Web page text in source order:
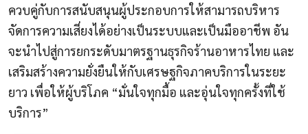
ควบคู่กับการสนับสนุนผู้ประกอบการให้สามารถบริหาร
จัดการความเสี่ยงได้อย่างเป็นระบบและเป็นมืออาชีพ อัน
จะนำไปสู่การยกระดับมาตรฐานธุรกิจร้านอาหารไทย และ
เสริมสร้างความยั่งยืนให้กับเศรษฐกิจภาคบริการในระยะ
ยาว เพื่อให้ผู้บริโภค “มั่นใจทุกมื้อ และอุ่นใจทุกครั้งที่ใช้
บริการ”